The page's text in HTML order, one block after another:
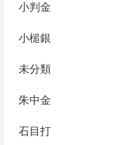
小判金
小槌銀
未分類
朱中金
石目打